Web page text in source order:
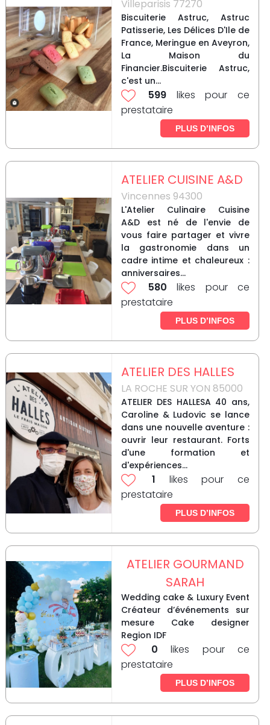
Villeparisis 77270
Biscuiterie Astruc, Astruc
Patisserie, Les Délices D'Ile de
France, Meringue en Aveyron,
La Maison du
Financier.Biscuiterie Astruc,
c'est un...
599 likes pour ce
prestataire
PLUS D’INFOS
ATELIER CUISINE A&D
Vincennes 94300
L'Atelier Culinaire Cuisine
A&D est né de l'envie de
vous faire partager et vivre
la gastronomie dans un
cadre intime et chaleureux :
anniversaires...
580 likes pour ce
prestataire
PLUS D’INFOS
ATELIER DES HALLES
LA ROCHE SUR YON 85000
ATELIER DES HALLESA 40 ans,
Caroline & Ludovic se lance
dans une nouvelle aventure :
ouvrir leur restaurant. Forts
d'une formation et
d'expériences...
1 likes pour ce
prestataire
PLUS D’INFOS
ATELIER GOURMAND
SARAH
Wedding cake & Luxury Event
Créateur d’événements sur
mesure Cake designer
Region IDF
0 likes pour ce
prestataire
PLUS D’INFOS